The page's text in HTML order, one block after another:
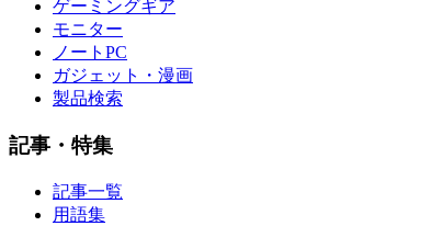
ゲーミングギア
モニター
ノートPC
ガジェット・漫画
製品検索
記事・特集
記事一覧
用語集